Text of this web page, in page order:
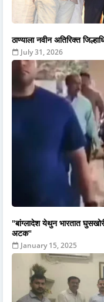
ठाण्याला नवीन अतिरिक्त
July 31, 2026
"बांग्लादेश येथुन भारतात
अटक"
January 15, 2025